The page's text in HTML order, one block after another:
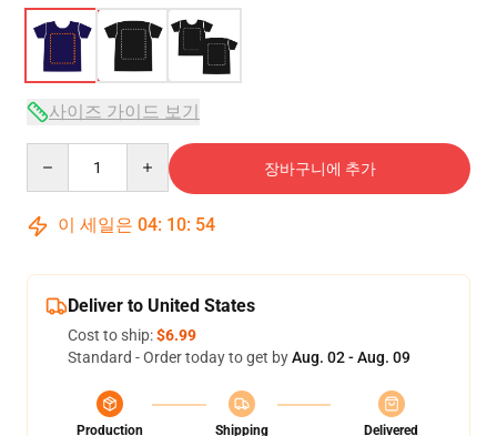
사이즈 가이드 보기
장바구니에 추가
이 세일은 04: 10: 54
Deliver to United States
Cost to ship:$6.99
Standard - Order today to get byAug. 02 - Aug. 09
Production
Shipping
Delivered